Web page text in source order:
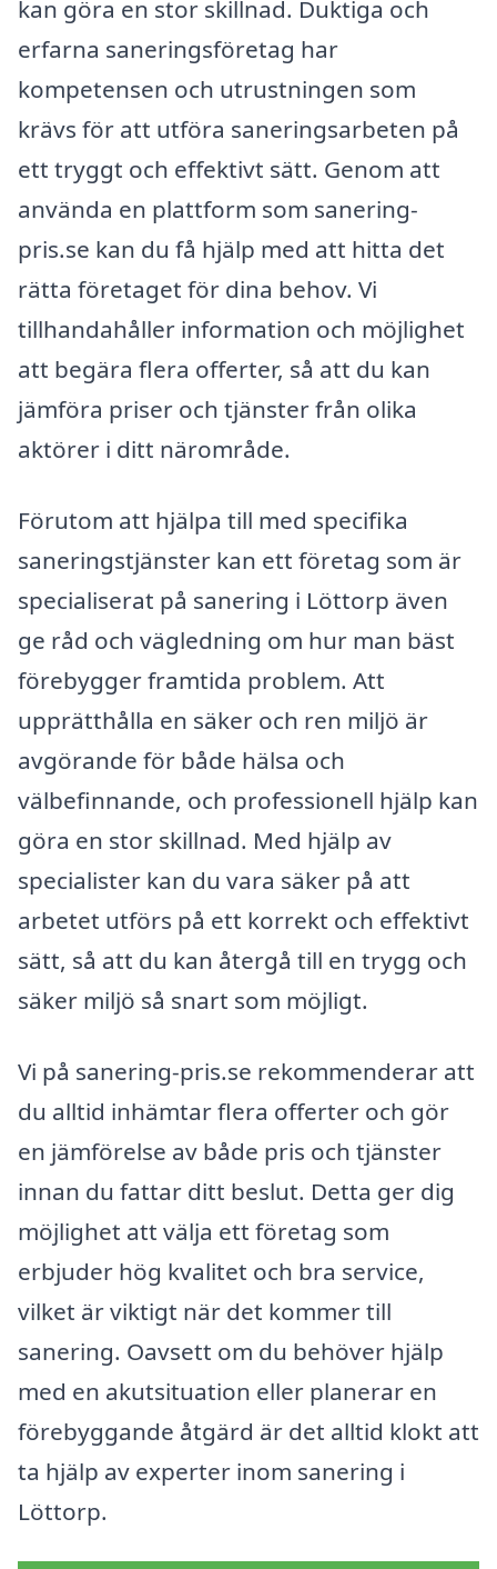
kan göra en stor skillnad. Duktiga och
erfarna saneringsföretag har
kompetensen och utrustningen som
krävs för att utföra saneringsarbeten på
ett tryggt och effektivt sätt. Genom att
använda en plattform som sanering-
pris.se kan du få hjälp med att hitta det
rätta företaget för dina behov. Vi
tillhandahåller information och möjlighet
att begära flera offerter, så att du kan
jämföra priser och tjänster från olika
aktörer i ditt närområde.
Förutom att hjälpa till med specifika
saneringstjänster kan ett företag som är
specialiserat på sanering i Löttorp även
ge råd och vägledning om hur man bäst
förebygger framtida problem. Att
upprätthålla en säker och ren miljö är
avgörande för både hälsa och
välbefinnande, och professionell hjälp kan
göra en stor skillnad. Med hjälp av
specialister kan du vara säker på att
arbetet utförs på ett korrekt och effektivt
sätt, så att du kan återgå till en trygg och
säker miljö så snart som möjligt.
Vi på sanering-pris.se rekommenderar att
du alltid inhämtar flera offerter och gör
en jämförelse av både pris och tjänster
innan du fattar ditt beslut. Detta ger dig
möjlighet att välja ett företag som
erbjuder hög kvalitet och bra service,
vilket är viktigt när det kommer till
sanering. Oavsett om du behöver hjälp
med en akutsituation eller planerar en
förebyggande åtgärd är det alltid klokt att
ta hjälp av experter inom sanering i
Löttorp.